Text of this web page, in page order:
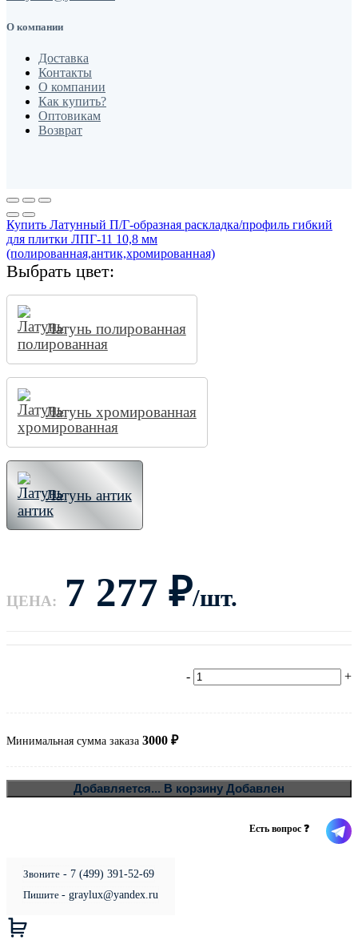
О компании
Доставка
Контакты
О компании
Как купить?
Оптовикам
Возврат
Купить Латунный П/Г-образная раскладка/профиль гибкий
для плитки ЛПГ-11 10,8 мм
(полированная,антик,хромированная)
Выбрать цвет:
Латунь полированная
Латунь хромированная
Латунь антик
ЦЕНА: 7 277 ₽/шт.
- +
Минимальная сумма заказа 3000 ₽
Добавляется... В корзину Добавлен
Есть вопрос ❓
Звоните - 7 (499) 391-52-69
Пишите - graylux@yandex.ru